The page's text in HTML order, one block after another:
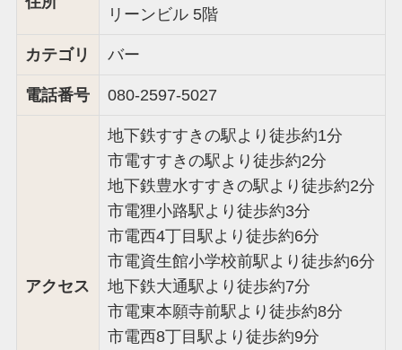
リーンビル 5階
カテゴリ バー
電話番号 080-2597-5027
アクセス
地下鉄すすきの駅より徒歩約1分
市電すすきの駅より徒歩約2分
地下鉄豊水すすきの駅より徒歩約2分
市電狸小路駅より徒歩約3分
市電西4丁目駅より徒歩約6分
市電資生館小学校前駅より徒歩約6分
地下鉄大通駅より徒歩約7分
市電東本願寺前駅より徒歩約8分
市電西8丁目駅より徒歩約9分